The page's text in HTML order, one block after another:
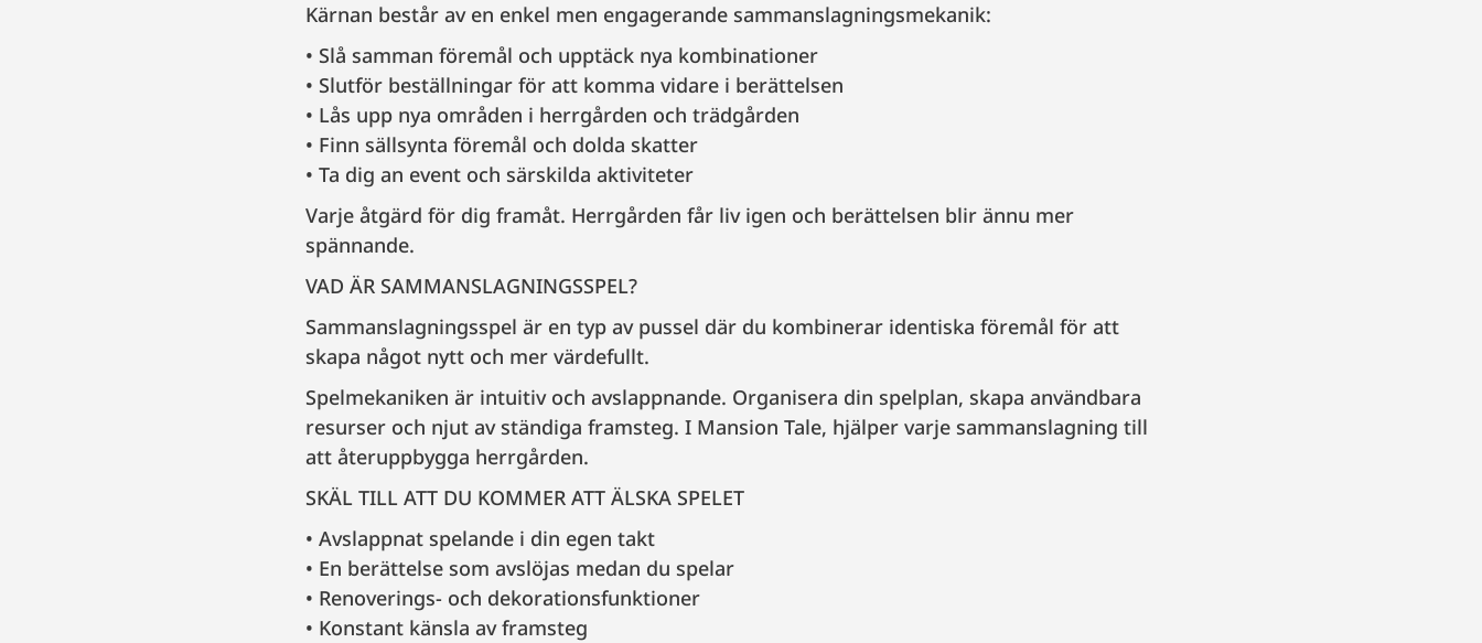
Kärnan består av en enkel men engagerande sammanslagningsmekanik:
Slå samman föremål och upptäck nya kombinationer
Slutför beställningar för att komma vidare i berättelsen
Lås upp nya områden i herrgården och trädgården
Finn sällsynta föremål och dolda skatter
Ta dig an event och särskilda aktiviteter
Varje åtgärd för dig framåt. Herrgården får liv igen och berättelsen blir ännu mer
spännande.
VAD ÄR SAMMANSLAGNINGSSPEL?
Sammanslagningsspel är en typ av pussel där du kombinerar identiska föremål för att
skapa något nytt och mer värdefullt.
Spelmekaniken är intuitiv och avslappnande. Organisera din spelplan, skapa användbara
resurser och njut av ständiga framsteg. I Mansion Tale, hjälper varje sammanslagning till
att återuppbygga herrgården.
SKÄL TILL ATT DU KOMMER ATT ÄLSKA SPELET
Avslappnat spelande i din egen takt
En berättelse som avslöjas medan du spelar
Renoverings- och dekorationsfunktioner
Konstant känsla av framsteg